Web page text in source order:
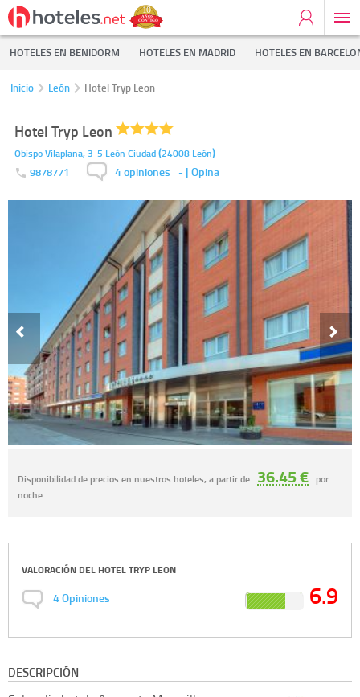
HOTELES EN BENIDORM HOTELES EN MADRID HOTELES EN
Inicio León Hotel Tryp Leon
Hotel Tryp Leon
Obispo Vilaplana, 3-5 León Ciudad(24008 León)
9878771 4 opiniones - | Opina
Disponibilidad de precios en nuestros hoteles, a partir de 36.45 € por
noche.
VALORACIÓN DEL HOTEL TRYP LEON
4Opiniones 6.9
DESCRIPCIÓN